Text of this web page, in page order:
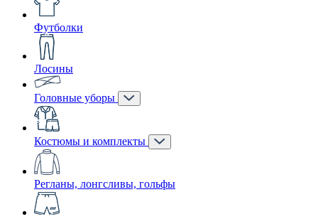
Футболки
Лосины
Головные уборы
Костюмы и комплекты
Регланы, лонгсливы, гольфы